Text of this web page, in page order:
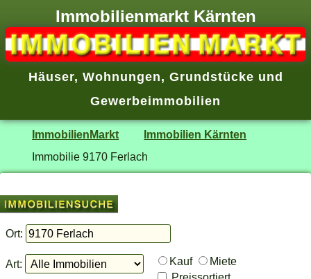
Immobilienmarkt Kärnten
Häuser, Wohnungen, Grundstücke und
Gewerbeimmobilien
ImmobilienMarkt
Immobilien Kärnten
Immobilie 9170 Ferlach
Ort:
Art: Kauf
Miete